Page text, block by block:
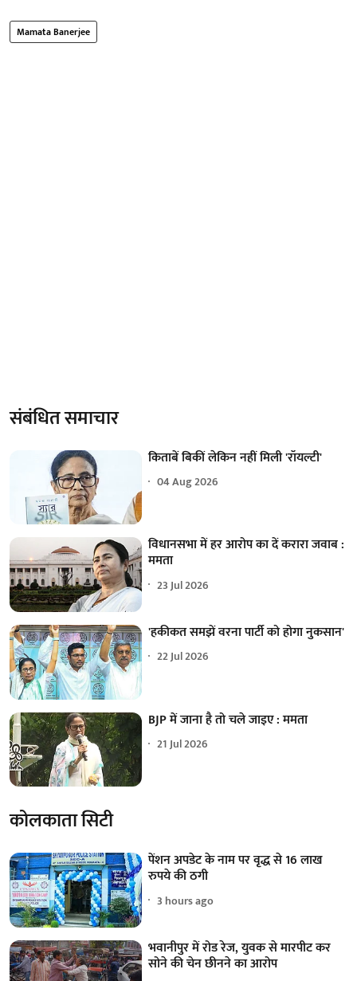
Mamata Banerjee
संबंधित समाचार
किताबें बिकीं लेकिन नहीं मिली 'रॉयल्टी'
04 Aug 2026
विधानसभा में हर आरोप का दें करारा जवाब :
ममता
23 Jul 2026
'हकीकत समझें वरना पार्टी को होगा नुकसान'
22 Jul 2026
BJP में जाना है तो चले जाइए : ममता
21 Jul 2026
कोलकाता सिटी
पेंशन अपडेट के नाम पर वृद्ध से 16 लाख
रुपये की ठगी
3 hours ago
भवानीपुर में रोड रेज, युवक से मारपीट कर
सोने की चेन छीनने का आरोप